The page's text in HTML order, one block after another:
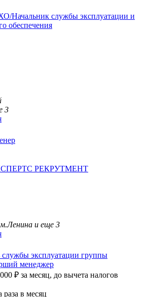
Начальник службы эксплуатации и
обеспечения
3
РЕКРУТМЕНТ
и еще 3
службы эксплуатации группы
менеджер
₽ за месяц, до вычета налогов
в месяц